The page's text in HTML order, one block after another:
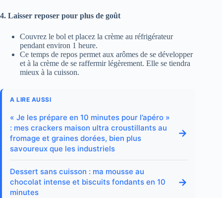
4. Laisser reposer pour plus de goût
Couvrez le bol et placez la crème au réfrigérateur
pendant environ 1 heure.
Ce temps de repos permet aux arômes de se développer
et à la crème de se raffermir légèrement. Elle se tiendra
mieux à la cuisson.
A LIRE AUSSI
« Je les prépare en 10 minutes pour l’apéro »
: mes crackers maison ultra croustillants au
fromage et graines dorées, bien plus
savoureux que les industriels
→
Dessert sans cuisson : ma mousse au
chocolat intense et biscuits fondants en 10
minutes
→